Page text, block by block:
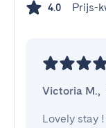
4.0 Prijs-
Victoria M.,
Lovely stay